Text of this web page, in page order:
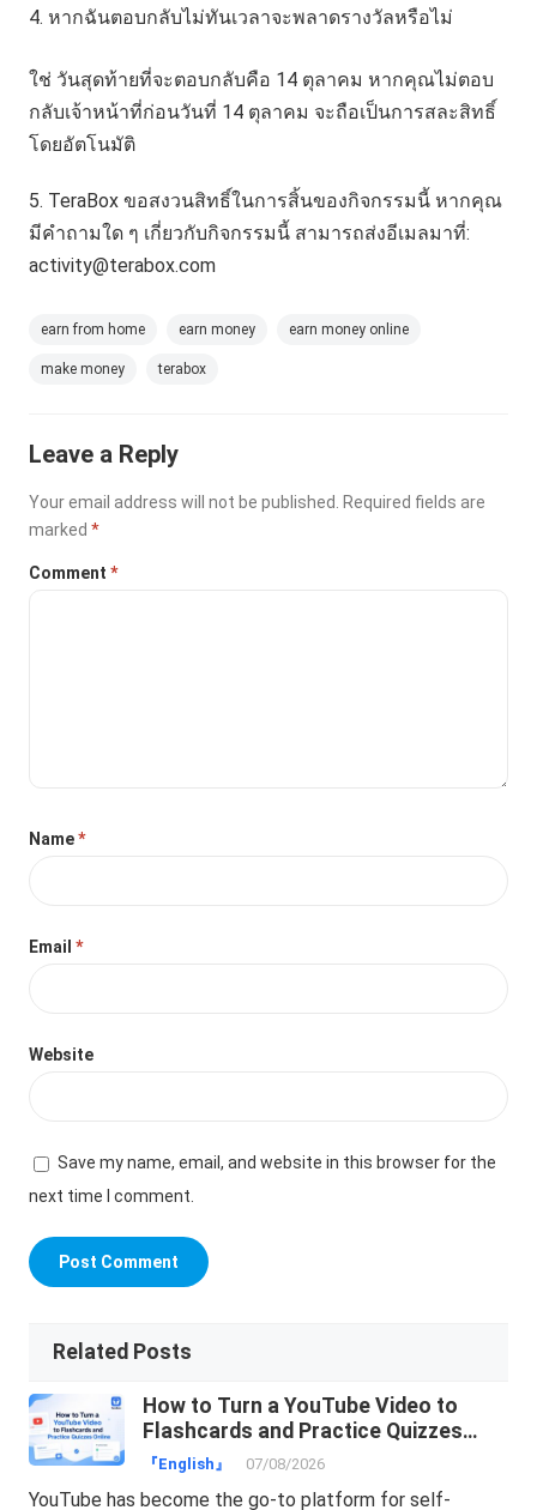
หากฉันตอบกลับไม่ทันเวลาจะพลาดรางวัลหรือไม่
ใช่ วันสุดท้ายที่จะตอบกลับคือ 14 ตุลาคม หากคุณไม่ตอบ
กลับเจ้าหน้าที่ก่อนวันที่ 14 ตุลาคม จะถือเป็นการสละสิทธิ์
โดยอัตโนมัติ
TeraBox ขอสงวนสิทธิ์ในการสิ้นของกิจกรรมนี้ หากคุณ
มีคำถามใด ๆ เกี่ยวกับกิจกรรมนี้ สามารถส่งอีเมลมาที่:
activity@terabox.com
earn from home earn money earn money online
make money terabox
Leave a Reply
Your email address will not be published. Required fields are
marked*
Comment*
Name*
Email*
Website
Save my name, email, and website in this browser for the
next time I comment.
Related Posts
How to Turn a YouTube Video to
Flashcards and Practice Quizzes
Online
『English』 07/08/2026
YouTube has become the go-to platform for self-